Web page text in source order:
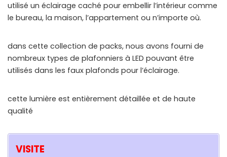
utilisé un éclairage caché pour embellir l’intérieur comme
le bureau, la maison, l’appartement ou n’importe où.
dans cette collection de packs, nous avons fourni de
nombreux types de plafonniers à LED pouvant être
utilisés dans les faux plafonds pour l’éclairage.
cette lumière est entièrement détaillée et de haute
qualité
VISITE